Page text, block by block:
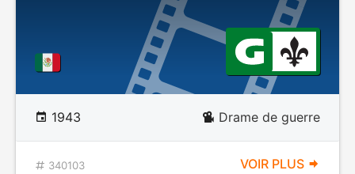
1943 Drame de guerre
340103 VOIR PLUS